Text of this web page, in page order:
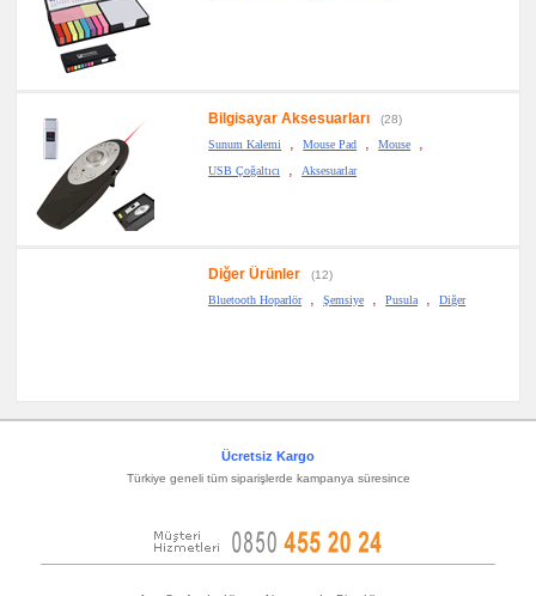
Bilgisayar Aksesuarları
(28)
Sunum Kalemi
, Mouse Pad , Mouse ,
USB Çoğaltıcı , Aksesuarlar
Diğer Ürünler
(12)
Bluetooth Hoparlör
, Şemsiye , Pusula , Diğer
Ücretsiz Kargo
Türkiye geneli tüm siparişlerde kampanya süresince